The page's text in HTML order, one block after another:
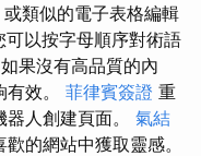
或類似的電子表格編輯
可以按字母順序對術語
如果沒有高品質的內
效。 菲律賓簽證 重
人創建頁面。 氣結
的網站中獲取靈感。